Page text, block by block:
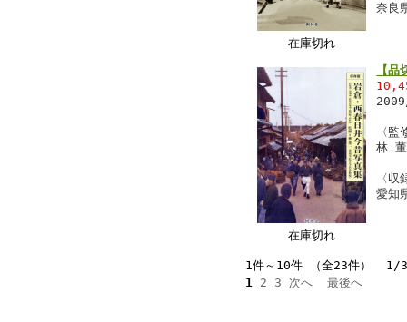
在庫切れ
奈良
在庫切れ
【
〈監
林
〈収
愛知
1件～10件 （全23件） 1/3
1 2 3 次へ 最後へ